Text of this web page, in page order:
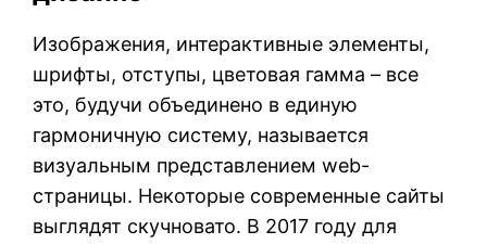
Изображения, интерактивные элементы,
шрифты, отступы, цветовая гамма – все
это, будучи объединено в единую
гармоничную систему, называется
визуальным представлением web-
страницы. Некоторые современные сайты
выглядят скучновато. В 2017 году для